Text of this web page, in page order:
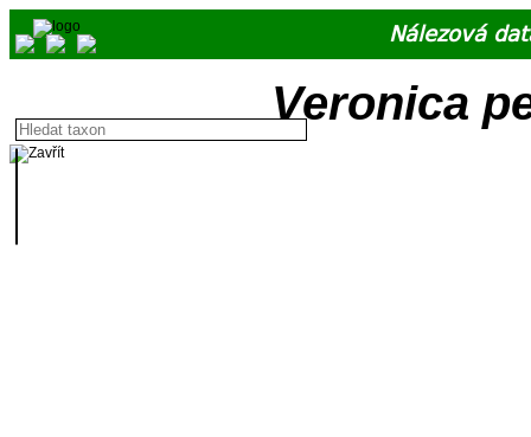
Nálezová
Veronica